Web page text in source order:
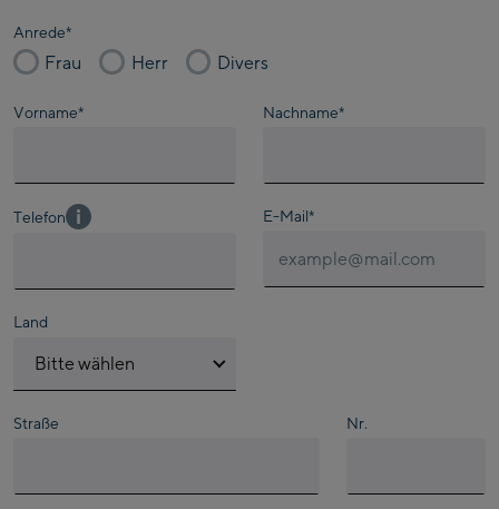
Anrede*
Frau Herr Divers
Vorname* Nachname*
Telefon E-Mail*
Land
Bitte wählen
Österreich
Straße Nr.